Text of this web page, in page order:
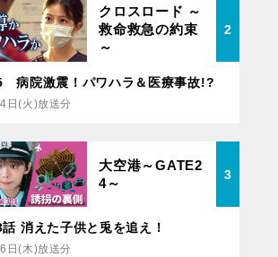
クロスロード ～
救命救急の約束
～
2
病院激震！パワハラ＆医療事故!?
日(火)放送分
大空港～GATE2
4～
3
消えた子供と兎を追え！
日(木)放送分